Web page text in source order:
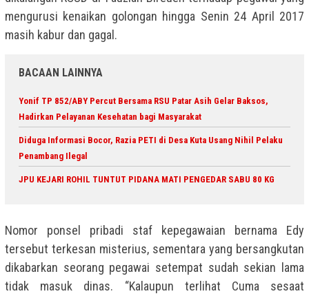
mengurusi kenaikan golongan hingga Senin 24 April 2017
masih kabur dan gagal.
BACAAN LAINNYA
Yonif TP 852/ABY Percut Bersama RSU Patar Asih Gelar Baksos,
Hadirkan Pelayanan Kesehatan bagi Masyarakat
Diduga Informasi Bocor, Razia PETI di Desa Kuta Usang Nihil Pelaku
Penambang Ilegal
JPU KEJARI ROHIL TUNTUT PIDANA MATI PENGEDAR SABU 80 KG
Nomor ponsel pribadi staf kepegawaian bernama Edy
tersebut terkesan misterius, sementara yang bersangkutan
dikabarkan seorang pegawai setempat sudah sekian lama
tidak masuk dinas. “Kalaupun terlihat Cuma sesaat